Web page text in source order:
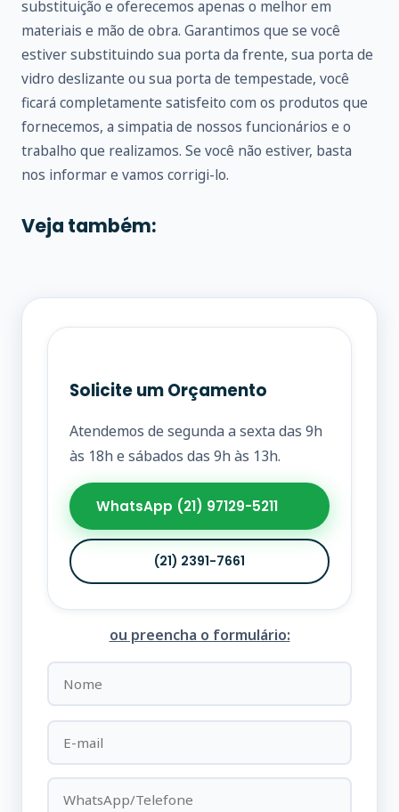
substituição e oferecemos apenas o melhor em
materiais e mão de obra. Garantimos que se você
estiver substituindo sua porta da frente, sua porta de
vidro deslizante ou sua porta de tempestade, você
ficará completamente satisfeito com os produtos que
fornecemos, a simpatia de nossos funcionários e o
trabalho que realizamos. Se você não estiver, basta
nos informar e vamos corrigi-lo.
Veja também:
Solicite um Orçamento
Atendemos de segunda a sexta das 9h
às 18h e sábados das 9h às 13h.
WhatsApp (21) 97129-5211
(21) 2391-7661
ou preencha o formulário: